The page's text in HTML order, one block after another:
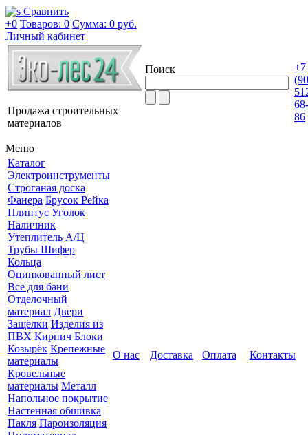
Сравнить
+0 Товаров: 0 Сумма: 0 руб.
Личный кабинет
Продажа строительных
материалов
Поиск
+7
68-
86
Меню
Каталог
Электроинструменты
Строганая доска
Фанера Брусок Рейка
Плинтус Уголок
Наличник
Утеплитель А/Ц
Трубы Шифер
Кольца
Оцинкованный лист
Все для бани
Отделочный
материал Двери
Защёлки Изделия из
ПВХ Кирпич Блоки
Козырёк Крепежные
материалы
Кровельные
материалы Металл
Напольное покрытие
Настенная обшивка
Пакля Пароизоляция
О нас Доставка Оплата Контакты